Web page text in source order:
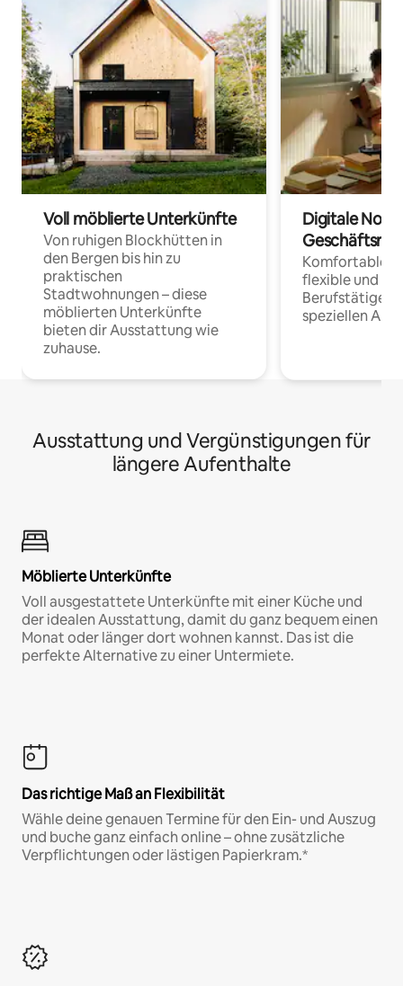
Voll möblierte Unterkünfte
Von ruhigen Blockhütten in
den Bergen bis hin zu
praktischen
Stadtwohnungen – diese
möblierten Unterkünfte
bieten dir Ausstattung wie
zuhause.
Digitale
Komfortable
flexible und
Berufstätige
speziellen
Ausstattung und Vergünstigungen für
längere Aufenthalte
Möblierte Unterkünfte
Voll ausgestattete Unterkünfte mit einer Küche und
der idealen Ausstattung, damit du ganz bequem einen
Monat oder länger dort wohnen kannst. Das ist die
perfekte Alternative zu einer Untermiete.
Das richtige Maß an Flexibilität
Wähle deine genauen Termine für den Ein- und Auszug
und buche ganz einfach online – ohne zusätzliche
Verpflichtungen oder lästigen Papierkram.*